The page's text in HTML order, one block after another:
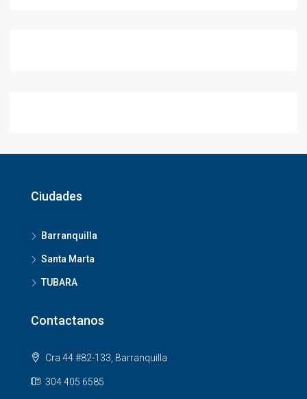
Ciudades
Barranquilla
Santa Marta
TUBARA
Contactanos
Cra 44 #82-133, Barranquilla
304 405 6585